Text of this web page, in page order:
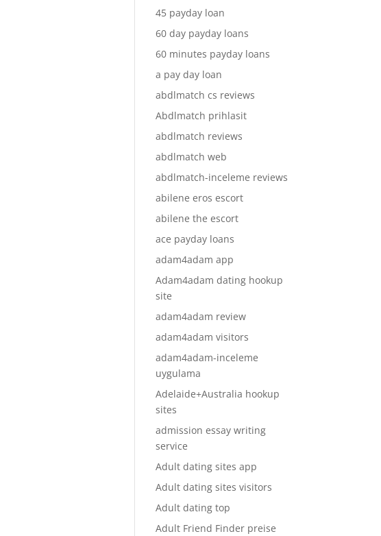
45 payday loan
60 day payday loans
60 minutes payday loans
a pay day loan
abdlmatch cs reviews
Abdlmatch prihlasit
abdlmatch reviews
abdlmatch web
abdlmatch-inceleme reviews
abilene eros escort
abilene the escort
ace payday loans
adam4adam app
Adam4adam dating hookup
site
adam4adam review
adam4adam visitors
adam4adam-inceleme
uygulama
Adelaide+Australia hookup
sites
admission essay writing
service
Adult dating sites app
Adult dating sites visitors
Adult dating top
Adult Friend Finder preise